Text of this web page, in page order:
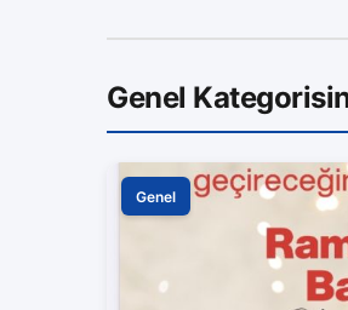
Genel
Genel